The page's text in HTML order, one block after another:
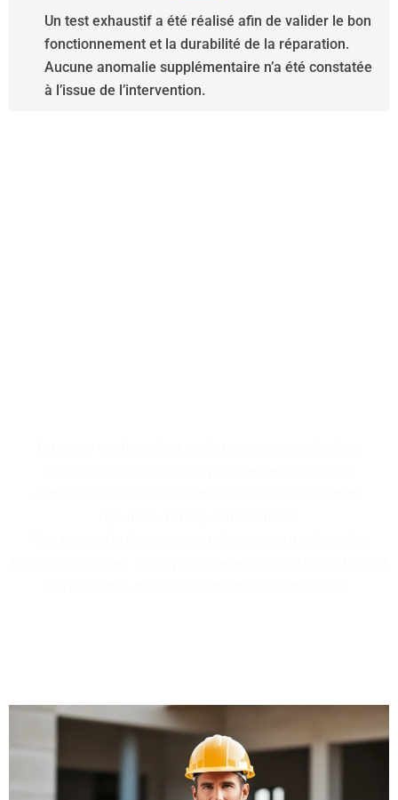
Un test exhaustif a été réalisé afin de valider le bon
fonctionnement et la durabilité de la réparation.
Aucune anomalie supplémentaire n’a été constatée
à l’issue de l’intervention.